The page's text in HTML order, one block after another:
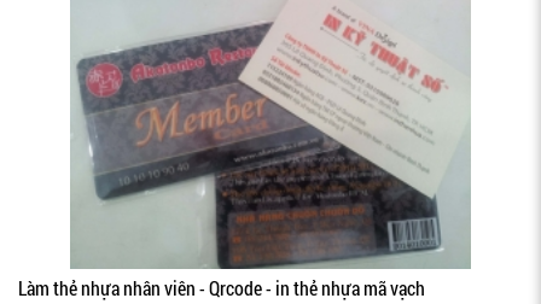
Làm thẻ nhựa nhân viên - Qrcode - in thẻ nhựa mã vạch